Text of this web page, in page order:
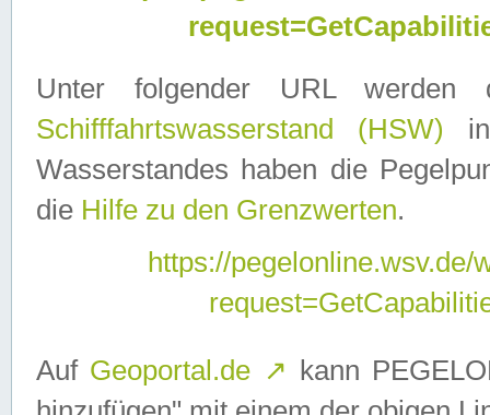
Unter folgender URL
Schifffahrtswasserstand (HSW)
Wasserstandes haben die
die Hilfe zu den Grenzwerten.
https://
Auf Geoportal.de ↗ kann